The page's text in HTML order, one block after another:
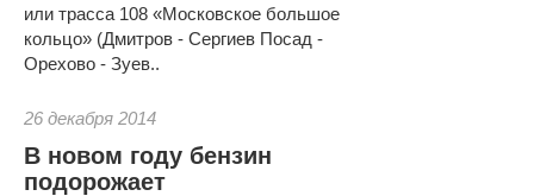
или трасса 108 «Московское большое
кольцо» (Дмитров - Сергиев Посад -
Орехово - Зуев..
26 декабря 2014
В новом году бензин
подорожает